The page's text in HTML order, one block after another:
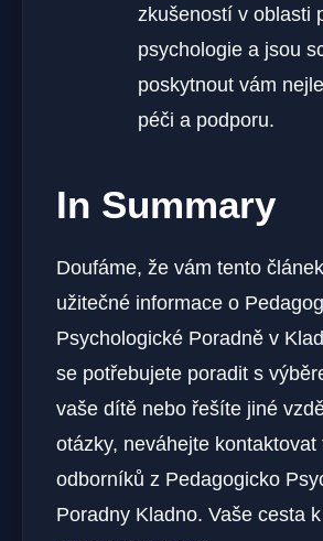
zkušeností v oblasti
psychologie a jsou
poskytnout vám
péči a podporu.
In Summary
Doufáme, že vám tento
užitečné informace o
Psychologické Poradně v
se potřebujete poradit s
vaše dítě nebo řešíte jiné
otázky, neváhejte kontaktovat
odborníků z Pedagogicko
Poradny Kladno. Vaše cesta